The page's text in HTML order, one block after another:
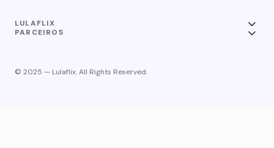
LULAFLIX
PARCEIROS
© 2025 — Lulaflix. All Rights Reserved.